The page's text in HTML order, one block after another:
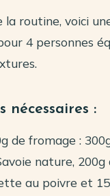
la routine, voici
4 personnes
nécessaires :
de fromage :
nature, 200g
au poivre et